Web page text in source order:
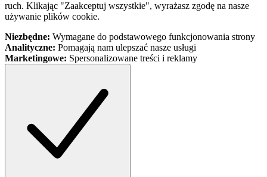
ruch. Klikając "Zaakceptuj wszystkie", wyrażasz zgodę na nasze
używanie plików cookie.
Niezbędne: Wymagane do podstawowego funkcjonowania strony
Analityczne: Pomagają nam ulepszać nasze usługi
Marketingowe: Spersonalizowane treści i reklamy